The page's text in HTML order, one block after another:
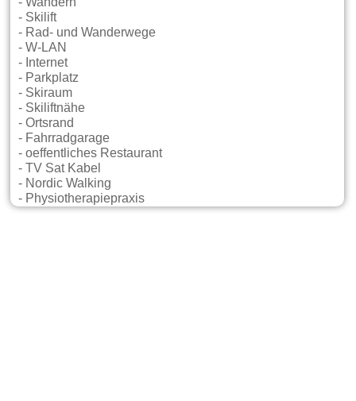
- Skilift
- Rad- und Wanderwege
- W-LAN
- Internet
- Parkplatz
- Skiraum
- Skiliftnähe
- Ortsrand
- Fahrradgarage
- oeffentliches Restaurant
- TV Sat Kabel
- Nordic Walking
- Physiotherapiepraxis